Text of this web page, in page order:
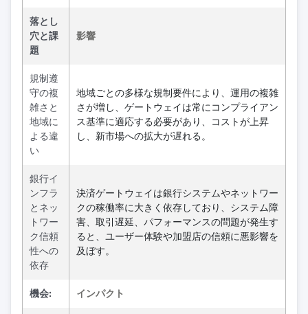
落とし
穴と課
題
影響
規制遵
守の複
雑さと
地域に
よる違
い
地域ごとの多様な規制要件により、運用の複雑
さが増し、ゲートウェイは常にコンプライアン
ス基準に適応する必要があり、コストが上昇
し、新市場への拡大が遅れる。
銀行イ
ンフラ
とネッ
トワー
ク信頼
性への
依存
決済ゲートウェイは銀行システムやネットワー
クの稼働率に大きく依存しており、システム障
害、取引遅延、パフォーマンスの問題が発生す
ると、ユーザー体験や加盟店の信頼に悪影響を
及ぼす。
機会: インパクト